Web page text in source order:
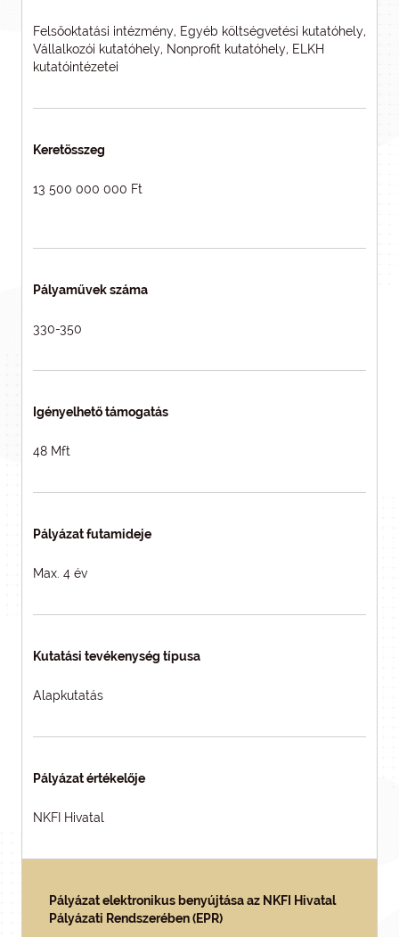
Felsőoktatási intézmény, Egyéb költségvetési kutatóhely,
Vállalkozói kutatóhely, Nonprofit kutatóhely, ELKH
kutatóintézetei
Keretösszeg
13 500 000 000 Ft
Pályaművek száma
330-350
Igényelhető támogatás
48 Mft
Pályázat futamideje
Max. 4 év
Kutatási tevékenység típusa
Alapkutatás
Pályázat értékelője
NKFI Hivatal
Pályázat elektronikus benyújtása az NKFI Hivatal
Pályázati Rendszerében (EPR)